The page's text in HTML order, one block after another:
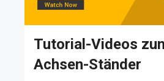
Tutorial-Videos
Achsen-Ständer